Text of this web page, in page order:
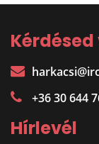
Kérdésed
+36 30 644
Hírlevél